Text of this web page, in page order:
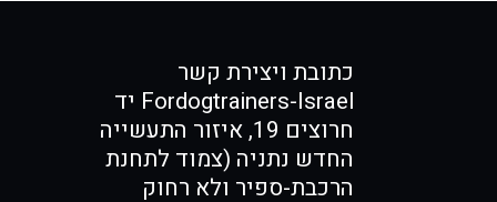
כתובת ויצירת קשר
Fordogtrainers-Israel יד
חרוצים 19, איזור התעשייה
החדש נתניה (צמוד לתחנת
הרכבת-ספיר ולא רחוק